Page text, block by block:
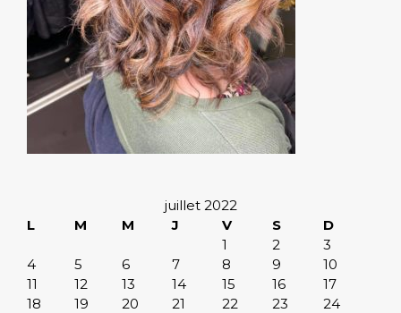
juillet 2022
L
M M J V S
D
1
2
3
4
5 6 7 8 9
10
11
12 13 14 15 16
17
18
19 20 21 22 23
24